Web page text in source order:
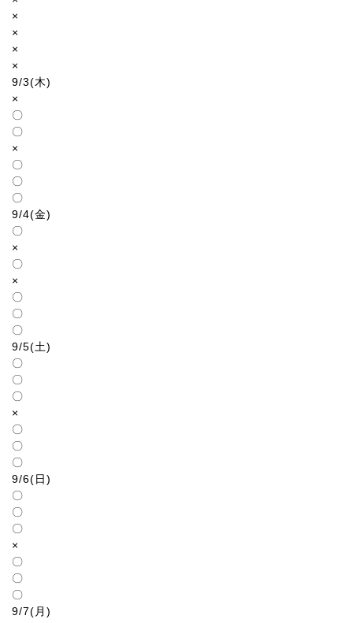
×
×
×
×
9/3(木)
×
〇
〇
×
〇
〇
〇
9/4(金)
〇
×
〇
×
〇
〇
〇
9/5(土)
〇
〇
〇
×
〇
〇
〇
9/6(日)
〇
〇
〇
×
〇
〇
〇
9/7(月)